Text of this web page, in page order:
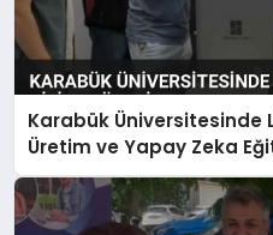
Karabük Üniversitesinde
Üretim ve Yapay Zeka